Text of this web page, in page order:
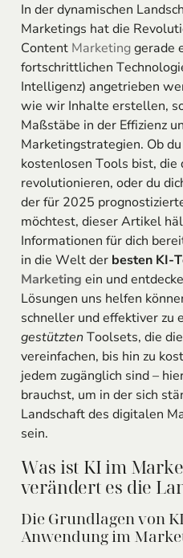
In der dynamischen
Marketings hat die
Content Marketinggerade
fortschrittlichen
Intelligenz) angetrieben
wie wir Inhalte erstellen,
Maßstäbe in der Effizienz
Marketingstrategien. Ob
kostenlosen Tools bist,
revolutionieren, oder du
der für 2025
möchtest, dieser Artikel
Informationen für dich
in die Welt der besten KI-
Marketing ein und
Lösungen uns helfen
schneller und effektiver zu
gestütztenToolsets, die
vereinfachen, bis hin zu
jedem zugänglich sind –
brauchst, um in der sich
Landschaft des digitalen
sein.
Was ist KI im
verändert es die
Die Grundlagen von
Anwendung im